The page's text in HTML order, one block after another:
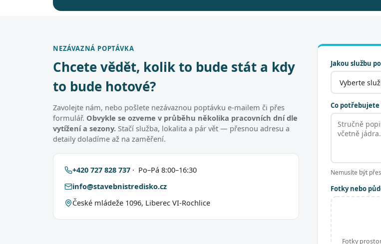
NEZÁVAZNÁ POPTÁVKA
Chcete vědět, kolik to bude stát a kdy
to bude hotové?
Zavolejte nám, nebo pošlete nezávaznou poptávku e-mailem či přes
formulář. Obvykle se ozveme v průběhu několika pracovních dní dle
vytížení a sezony. Stačí služba, lokalita a pár vět — přesnou adresu a
detaily doladíme až na zaměření.
+420 727 828 737 · Po–Pá 8:00–16:30
info@stavebnistredisko.cz
České mládeže 1096, Liberec VI-Rochlice
Jakou službu
Co
Nemusíte být
Fotky nebo
Fotky